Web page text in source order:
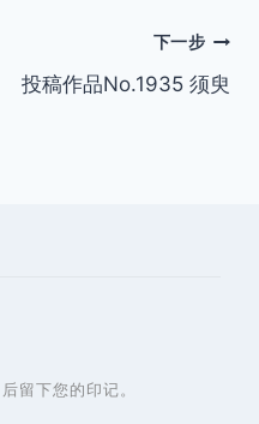
下一步
投稿作品No.1935 须臾
后留下您的印记。